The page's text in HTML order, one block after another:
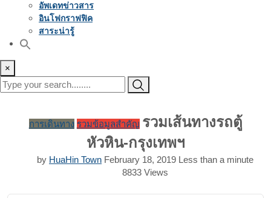
อัพเดทข่าวสาร
อินโฟกราฟฟิค
สาระน่ารู้
×
การเดินทาง รวมข้อมูลสำคัญ รวมเส้นทางรถตู้
หัวหิน-กรุงเทพฯ
by HuaHin Town February 18, 2019 Less than a minute
8833 Views